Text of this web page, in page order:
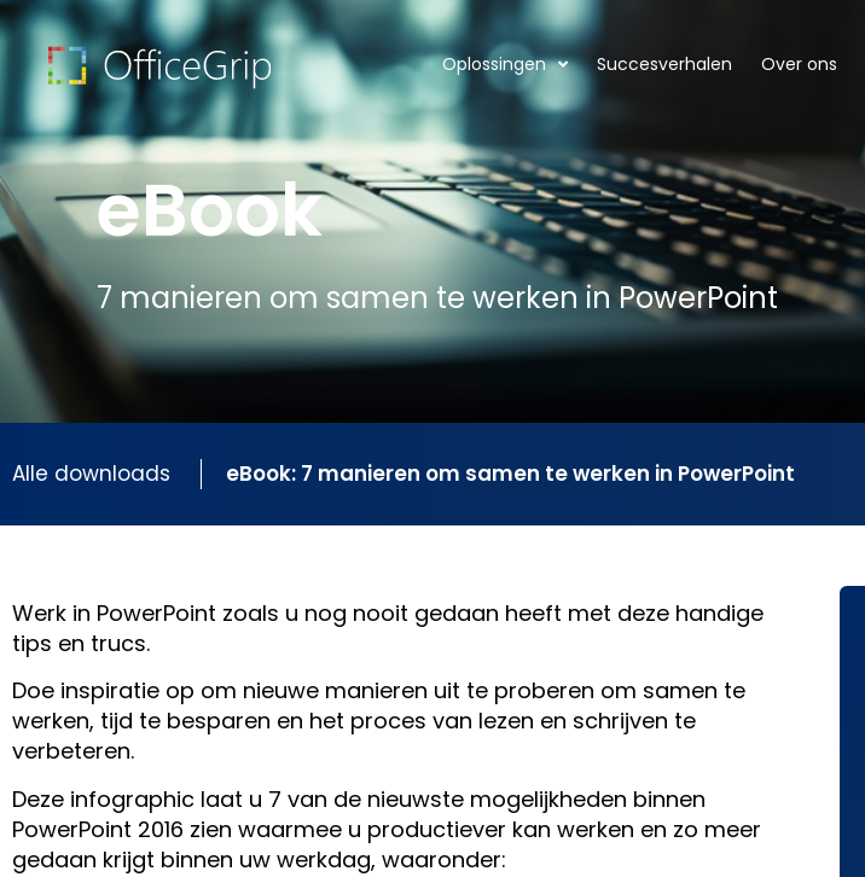
Oplossingen Succesverhalen Over ons
eBook
7 manieren om samen te werken in PowerPoint
Alle downloads eBook: 7 manieren om samen te werken in PowerPoint
Werk in PowerPoint zoals u nog nooit gedaan heeft met deze handige
tips en trucs.
Doe inspiratie op om nieuwe manieren uit te proberen om samen te
werken, tijd te besparen en het proces van lezen en schrijven te
verbeteren.
Deze infographic laat u 7 van de nieuwste mogelijkheden binnen
PowerPoint 2016 zien waarmee u productiever kan werken en zo meer
gedaan krijgt binnen uw werkdag, waaronder: